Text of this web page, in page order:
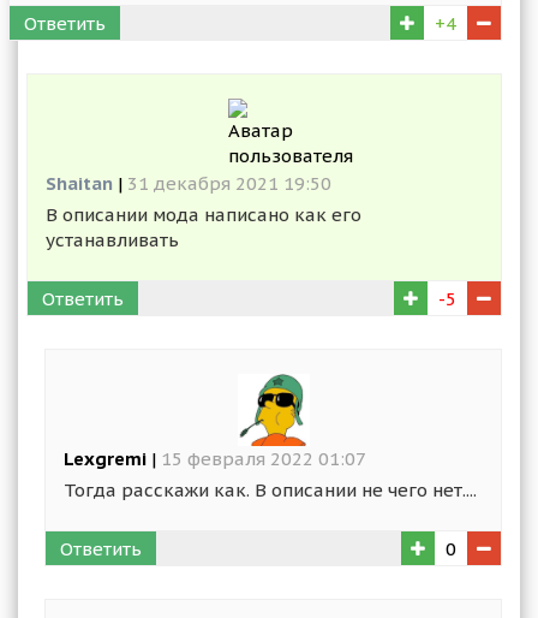
Ответить +4
Shaitan | 31 декабря 2021 19:50
В описании мода написано как его
устанавливать
Ответить -5
Lexgremi | 15 февраля 2022 01:07
Тогда расскажи как. В описании не чего нет....
Ответить 0